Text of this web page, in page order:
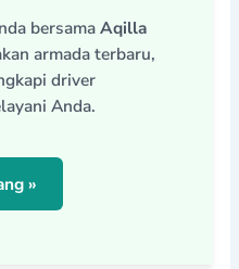
bersamaAqilla
armada terbaru,
driver
Anda.
»